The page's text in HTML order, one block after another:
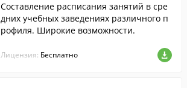
Составление расписания занятий в сре
дних учебных заведениях различного п
рофиля. Широкие возможности.
Лицензия: Бесплатно